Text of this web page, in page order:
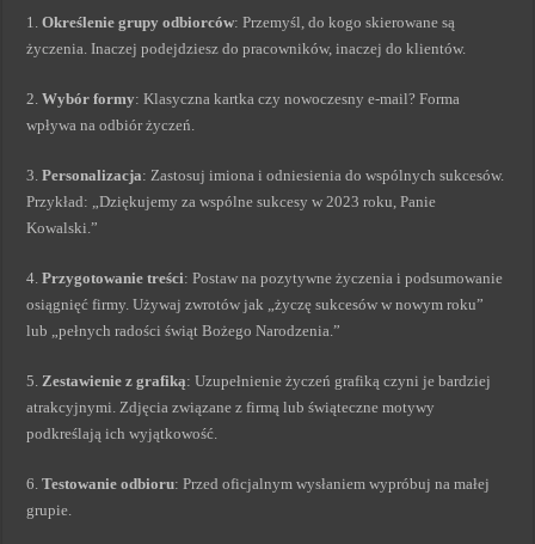
1.Określenie grupy odbiorców: Przemyśl, do kogo skierowane są
życzenia. Inaczej podejdziesz do pracowników, inaczej do klientów.
2.Wybór formy: Klasyczna kartka czy nowoczesny e-mail? Forma
wpływa na odbiór życzeń.
3.Personalizacja: Zastosuj imiona i odniesienia do wspólnych sukcesów.
Przykład: „Dziękujemy za wspólne sukcesy w 2023 roku, Panie
Kowalski.”
4.Przygotowanie treści: Postaw na pozytywne życzenia i podsumowanie
osiągnięć firmy. Używaj zwrotów jak „życzę sukcesów w nowym roku”
lub „pełnych radości świąt Bożego Narodzenia.”
5.Zestawienie z grafiką: Uzupełnienie życzeń grafiką czyni je bardziej
atrakcyjnymi. Zdjęcia związane z firmą lub świąteczne motywy
podkreślają ich wyjątkowość.
6.Testowanie odbioru: Przed oficjalnym wysłaniem wypróbuj na małej
grupie.